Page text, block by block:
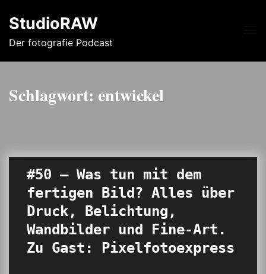
StudioRAW
Der fotografie Podcast
Schlagwort: entwickel
#50 – Was tun mit dem
fertigen Bild? Alles über
Druck, Belichtung,
Wandbilder und Fine-Art.
Zu Gast: Pixelfotoexpress